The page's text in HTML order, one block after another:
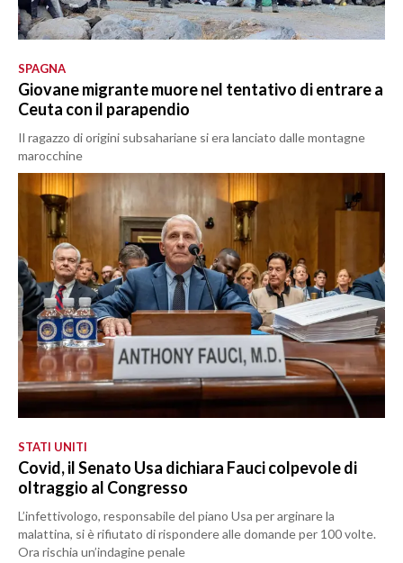
SPAGNA
Giovane migrante muore nel tentativo di entrare a
Ceuta con il parapendio
Il ragazzo di origini subsahariane si era lanciato dalle montagne
marocchine
STATI UNITI
Covid, il Senato Usa dichiara Fauci colpevole di
oltraggio al Congresso
L’infettivologo, responsabile del piano Usa per arginare la
malattina, si è rifiutato di rispondere alle domande per 100 volte.
Ora rischia un’indagine penale